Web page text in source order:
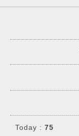
Today : 75